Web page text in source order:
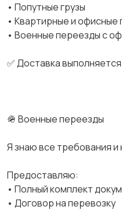
• Попутные грузы
• Квартирные и офисные
• Военные переезды с
✅ Доставка
🪖 Военные переезды
Я знаю все требования
Предоставляю:
• Полный комплект
• Договор на перевозку